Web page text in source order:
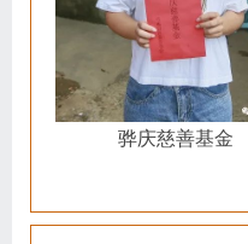
骅庆慈善基金